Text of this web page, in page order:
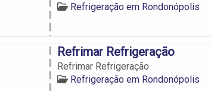
Refrigeração em Rondonópolis
Refrimar Refrigeração
Refrimar Refrigeração
Refrigeração em Rondonópolis